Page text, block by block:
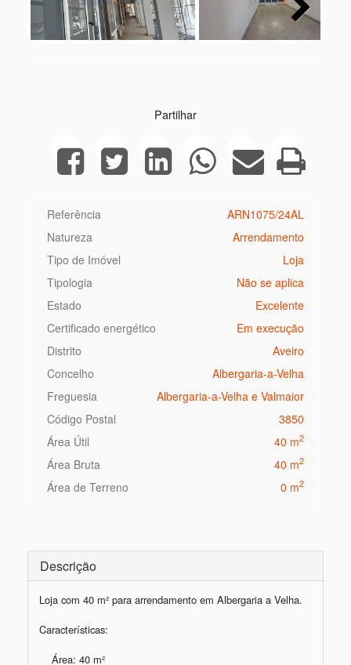
Next
Partilhar
Referência
ARN1075/24AL
Natureza
Arrendamento
Tipo de Imóvel
Loja
Tipologia
Não se aplica
Estado
Excelente
Certificado energético
Em execução
Distrito
Aveiro
Concelho
Albergaria-a-Velha
Freguesia
Albergaria-a-Velha e Valmaior
Código Postal
3850
Área Útil
40 m2
Área Bruta 40 m2
Área de Terreno 0 m2
Descrição
Loja com 40 m² para arrendamento em Albergaria a Velha.
Características: